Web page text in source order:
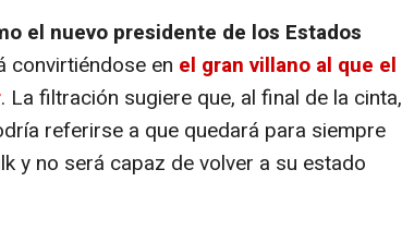
el nuevo presidente de los Estados
convirtiéndose en el gran villano al que el
. La filtración sugiere que, al final de la cinta,
referirse a que quedará para siempre
y no será capaz de volver a su estado